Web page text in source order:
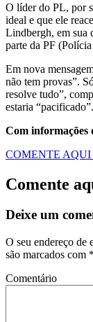
O líder do PL, por
ideal e que ele
Lindbergh, em sua
parte da PF
Em nova
não tem provas”.
resolve tudo”,
estaria “pacificado”.
Com informações
COMENTE AQUI
Comente
Deixe um
O seu endereço de
são marcados com *
Comentário